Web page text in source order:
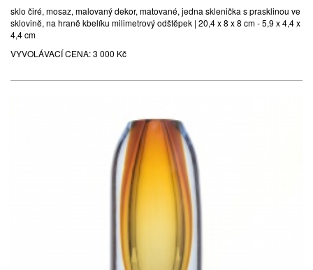
sklo čiré, mosaz, malovaný dekor, matované, jedna sklenička s prasklinou ve
sklovině, na hraně kbelíku milimetrový odštěpek | 20,4 x 8 x 8 cm - 5,9 x 4,4 x
4,4 cm
VYVOLÁVACÍ CENA:3 000 Kč